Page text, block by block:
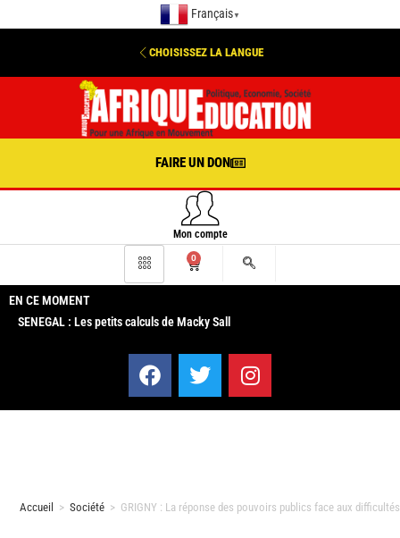
Français ▼
CHOISISSEZ LA LANGUE
FAIRE UN DON
Mon compte
0
EN CE MOMENT
SENEGAL : Les petits calculs de Macky Sall
Accueil > Société > GRIGNY : La réponse des pouvoirs publics face aux